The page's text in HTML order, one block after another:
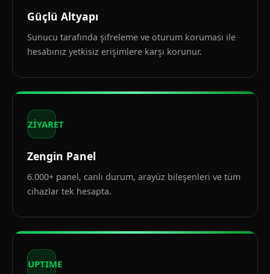
Güçlü Altyapı
Sunucu tarafında şifreleme ve oturum koruması ile
hesabınız yetkisiz erişimlere karşı korunur.
ZİYARET
Zengin Panel
6.000+ panel, canlı durum, arayüz bileşenleri ve tüm
cihazlar tek hesapta.
UPTIME